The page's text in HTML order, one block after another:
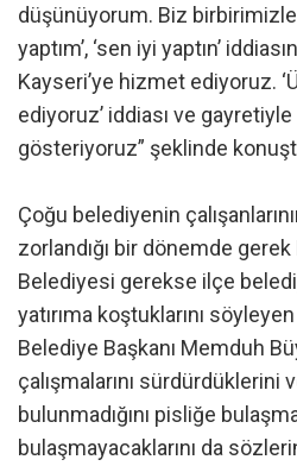
düşünüyorum. Biz birbirimizle
yaptım’, ‘sen iyi yaptın’
Kayseri’ye hizmet ediyoruz.
ediyoruz’ iddiası ve gayretiyle
gösteriyoruz” şeklinde
Çoğu belediyenin
zorlandığı bir dönemde
Belediyesi gerekse ilçe
yatırıma koştuklarını
Belediye Başkanı Memduh
çalışmalarını sürdürdüklerini
bulunmadığını pisliğe
bulaşmayacaklarını da